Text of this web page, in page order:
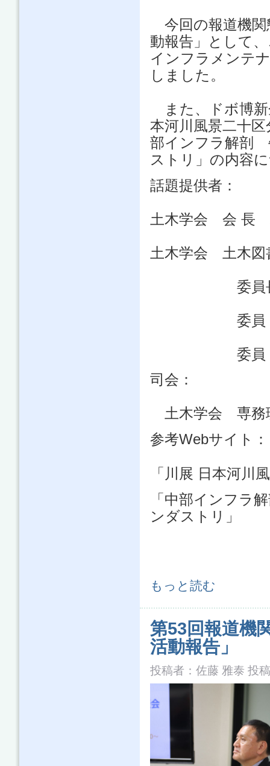
今回の報道機関
動報告」として
インフラメンテ
しました。
また、ドボ博新
本河川風景二十
部インフラ解剖
ストリ」の内容
話題提供者：
土木学会 会 長
土木学会 土木図
委員長 北
委員 大村
委員 安藤
司会：
土木学会 専務
参考Webサイト：
「川展 日本河川
「中部インフラ
ンダストリ」
第54回報道機関懇談会「令和元年
もっと読む
第53回報道機
活動報告」
投稿者： 佐藤 雅泰 投